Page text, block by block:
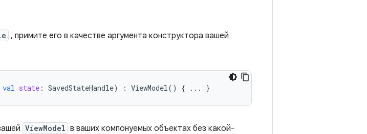
, примите его в качестве аргумента конструктора вашей
val state : SavedStateHandle) : ViewModel() { ... }
ViewModel в ваших компонуемых объектах без какой-